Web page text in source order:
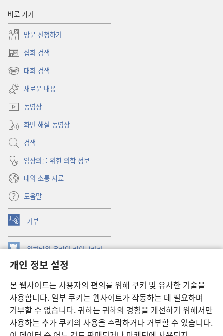
개인 정보 설정
본 웹사이트는 사용자의 편의를 위해 쿠키 및 유사한 기술을
사용합니다. 일부 쿠키는 웹사이트가 작동하는 데 필요하며
거부할 수 없습니다. 귀하는 귀하의 경험을 개선하기 위해서만
사용하는 추가 쿠키의 사용을 수락하거나 거부할 수 있습니다.
바로 가기
방문 신청하기
집회 검색
(새로운
창
대회 검색
(새로운
창
열기)
새로운 내용
동영상
화면 해설 동영상
검색
임상의를 위한 의학 정보
대외 소통 자료
도움말
기부
(새로운
창
열기) 워치타워 온라인 라이브러리
창
JW Hub ®
창
열기) JW 라이브러리
워치타워 라이브러리